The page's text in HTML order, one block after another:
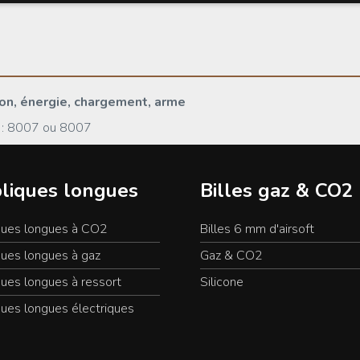
énergie, chargement, arme
: 8007 ou 8007
longues
longues à CO2
longues à gaz
longues à ressort
longues électriques
Billes gaz & CO2
Billes 6 mm d'airsoft
Gaz & CO2
Silicone